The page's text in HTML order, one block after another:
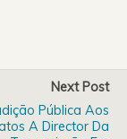
Next Post
Pública Aos
A Director Da